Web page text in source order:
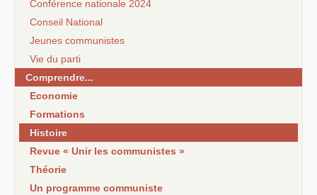
Conférence nationale 2024
Conseil National
Jeunes communistes
Vie du parti
Comprendre...
Economie
Formations
Histoire
Revue « Unir les communistes »
Théorie
Un programme communiste